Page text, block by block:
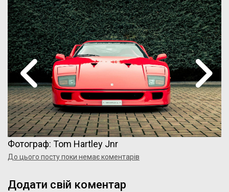
Фотограф: Tom Hartley Jnr
До цього посту поки немає коментарів
Додати свій коментар